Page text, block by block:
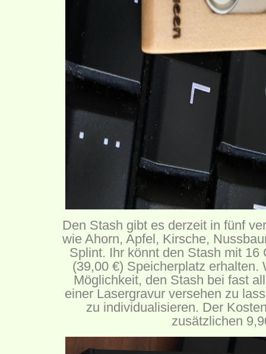
Den Stash gibt es derzeit in fünf
wie Ahorn, Apfel, Kirsche,
Splint. Ihr könnt den Stash mit 16
(39,00 €) Speicherplatz erhalten.
Möglichkeit, den Stash bei fast
einer Lasergravur versehen zu
zu individualisieren. Der
zusätzlichen